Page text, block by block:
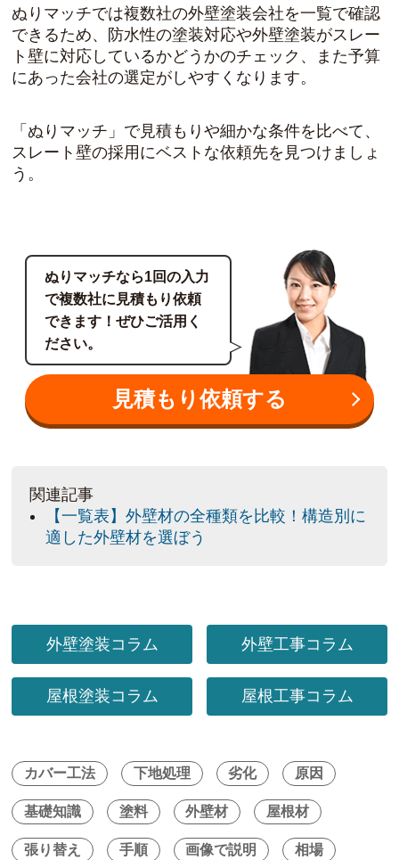
ぬりマッチでは複数社の外壁塗装会社を一覧で確認
できるため、防水性の塗装対応や外壁塗装がスレー
ト壁に対応しているかどうかのチェック 、また予算
にあった会社の選定がしやすくなります。
「ぬりマッチ」で見積もりや細かな条件を比べて、
スレート壁の採用にベストな依頼先を見つけましょ
う。
ぬりマッチなら1回の入力
で複数社に見積もり依頼
できます！ぜひご活用く
ださい。
見積もり依頼する
関連記事
【一覧表】外壁材の全種類を比較！構造別に
適した外壁材を選ぼう
外壁塗装コラム 外壁工事コラム
屋根塗装コラム 屋根工事コラム
カバー工法 下地処理 劣化 原因
基礎知識 塗料 外壁材 屋根材
張り替え 手順 画像で説明 相場